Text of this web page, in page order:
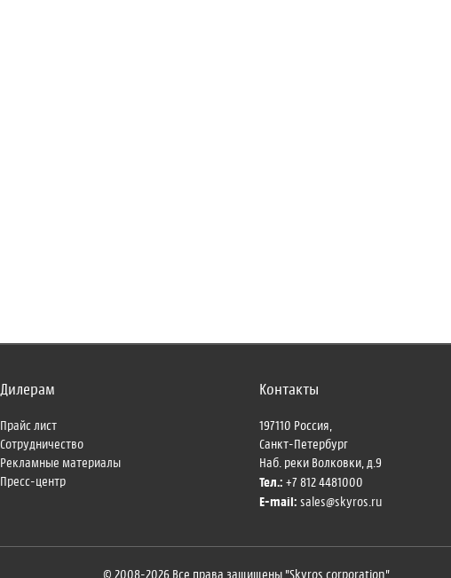
Дилерам
Прайс лист
Сотрудничество
Рекламные материалы
Пресс-центр
Контакты
197110 Россия,
Санкт-Петербург
Наб. реки Волковки, д.9
Тел.: +7 812 4481000
E-mail: sales@skyros.ru
© 2008-2026 Все права защищены "Skyros corporation"